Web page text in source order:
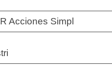
Acciones Simpl